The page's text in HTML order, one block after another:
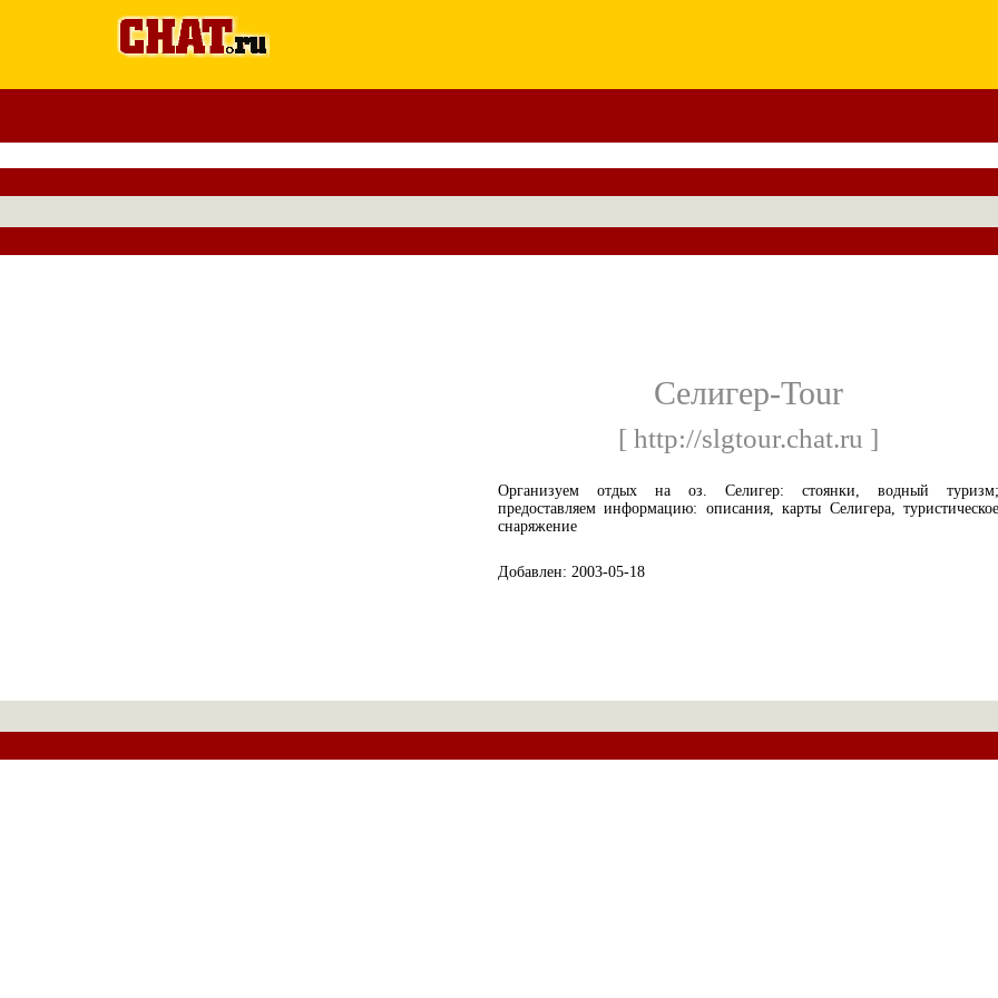
Селигер-Tour
[ http://slgtour.chat.ru ]
Организуем отдых на оз. Селигер: стоянки, водный туризм;
предоставляем информацию: описания, карты Селигера, туристическое
снаряжение
Добавлен: 2003-05-18